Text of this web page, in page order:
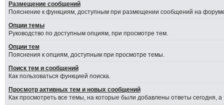
Размещение сообщений
Пояснение к функциям, доступным при размещении сообщений на
Опции темы
Руководство по доступным опциям, при просмотре тем.
Опции тем
Пояснения к опциям, доступным при просмотре темы.
Поиск тем и сообщений
Как пользоваться функцией поиска.
Просмотр активных тем и новых сообщений
Как просмотреть все темы, на которые были добавлены ответы сегодня,